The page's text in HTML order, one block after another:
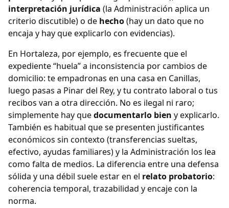
interpretación jurídica (la Administración aplica un
criterio discutible) o de hecho(hay un dato que no
encaja y hay que explicarlo con evidencias).
En Hortaleza, por ejemplo, es frecuente que el
expediente “huela” a inconsistencia por cambios de
domicilio: te empadronas en una casa en Canillas,
luego pasas a Pinar del Rey, y tu contrato laboral o tus
recibos van a otra dirección. No es ilegal ni raro;
simplemente hay quedocumentarlo bien y explicarlo.
También es habitual que se presenten justificantes
económicos sin contexto (transferencias sueltas,
efectivo, ayudas familiares) y la Administración los lea
como falta de medios. La diferencia entre una defensa
sólida y una débil suele estar en el relato probatorio:
coherencia temporal, trazabilidad y encaje con la
norma.